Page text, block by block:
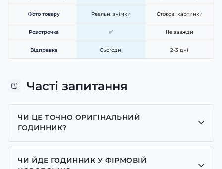
Фото товару Реальні знімки Стокові картинки
Розстрочка ✅ Не завжди
Відправка Сьогодні 2-3 дні
Часті запитання
ЧИ ЦЕ ТОЧНО ОРИГІНАЛЬНИЙ
ГОДИННИК?
Так, усі годинники у нас лише оригінальні, ми є
представником багатьох брендів.
ЧИ ЙДЕ ГОДИННИК У ФІРМОВІЙ